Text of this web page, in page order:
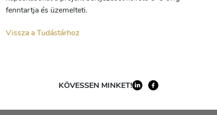
fenntartja és üzemelteti.
Vissza a Tudástárhoz
KÖVESSEN MINKET!